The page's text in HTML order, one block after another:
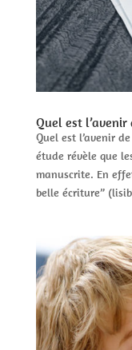
Quel est
Quel est l’avenir
étude révèle que
manuscrite. En
belle écriture”